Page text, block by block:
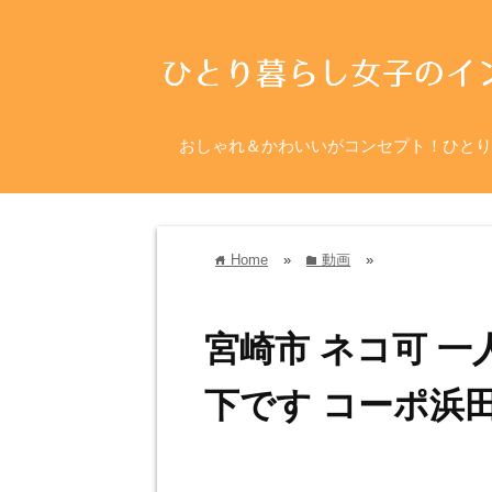
おしゃれ＆かわいいがコンセプト！ひと
home Home » folder 動画 »
宮崎市 ネコ可 一
下です コーポ浜